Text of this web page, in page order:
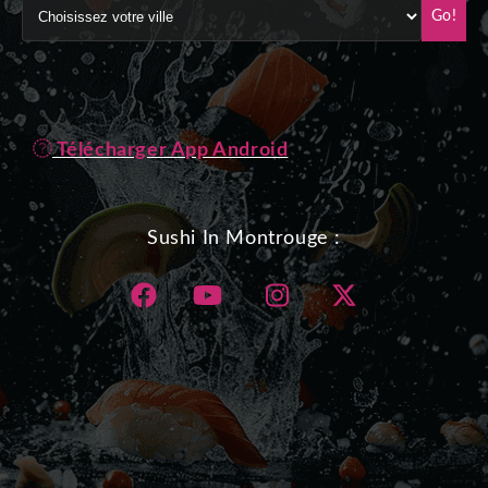
Go!
Télécharger App Android
Sushi In Montrouge :